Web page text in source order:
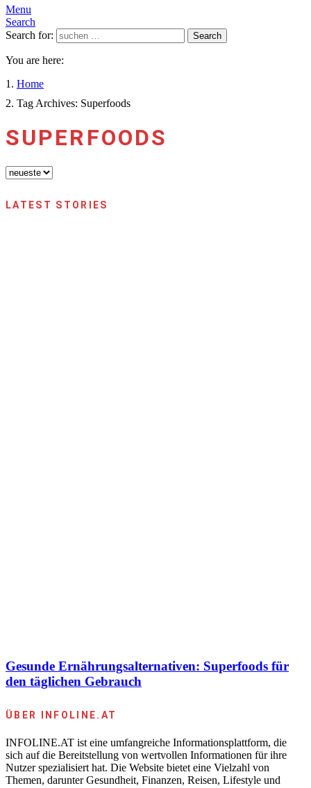
Menu
Search
Search for:
Search
You are here:
Home
Tag Archives: Superfoods
SUPERFOODS
LATEST STORIES
Gesunde Ernährungsalternativen: Superfoods für
den täglichen Gebrauch
ÜBER INFOLINE.AT
INFOLINE.AT ist eine umfangreiche Informationsplattform, die
sich auf die Bereitstellung von wertvollen Informationen für ihre
Nutzer spezialisiert hat. Die Website bietet eine Vielzahl von
Themen, darunter Gesundheit, Finanzen, Reisen, Lifestyle und